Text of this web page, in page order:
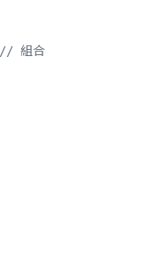
// 組合